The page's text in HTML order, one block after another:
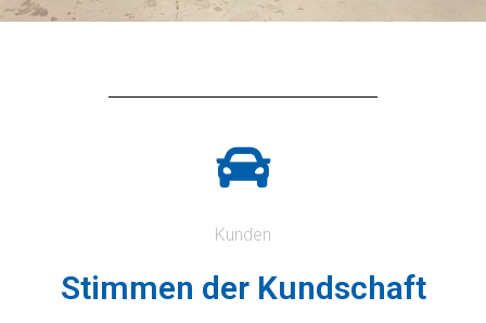
Kunden
Stimmen der Kundschaft